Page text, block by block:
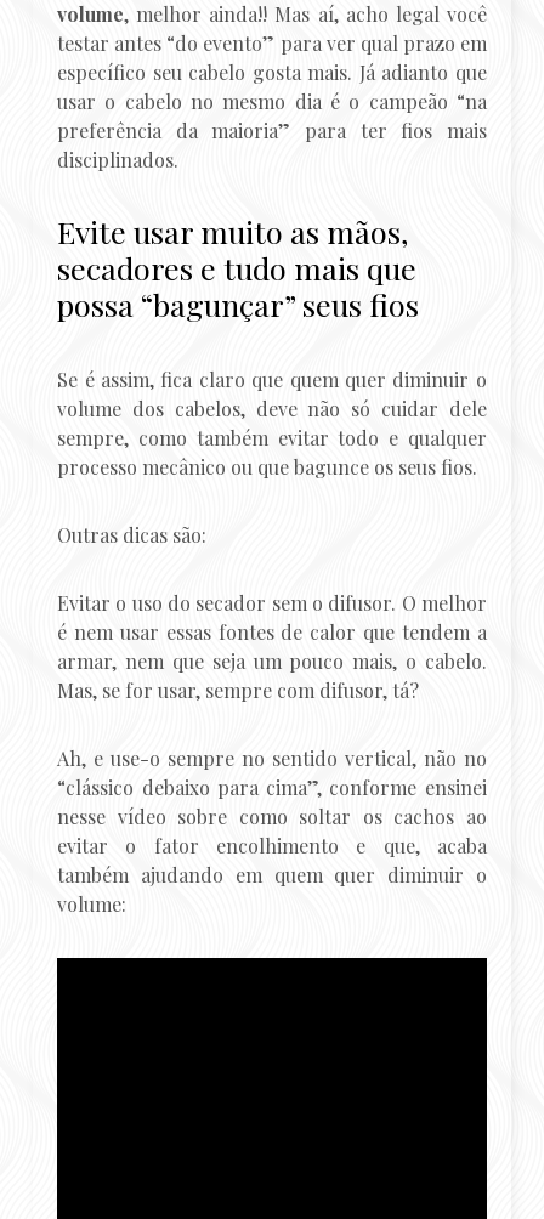
volume, melhor ainda!! Mas aí, acho legal você
testar antes “do evento” para ver qual prazo em
específico seu cabelo gosta mais. Já adianto que
usar o cabelo no mesmo dia é o campeão “na
preferência da maioria” para ter fios mais
disciplinados.
Evite usar muito as mãos,
secadores e tudo mais que
possa “bagunçar” seus fios
Se é assim, fica claro que quem quer diminuir o
volume dos cabelos, deve não só cuidar dele
sempre, como também evitar todo e qualquer
processo mecânico ou que bagunce os seus fios.
Outras dicas são:
Evitar o uso do secador sem o difusor. O melhor
é nem usar essas fontes de calor que tendem a
armar, nem que seja um pouco mais, o cabelo.
Mas, se for usar, sempre com difusor, tá?
Ah, e use-o sempre no sentido vertical, não no
“clássico debaixo para cima”, conforme ensinei
nesse vídeo sobre como soltar os cachos ao
evitar o fator encolhimento e que, acaba
também ajudando em quem quer diminuir o
volume: